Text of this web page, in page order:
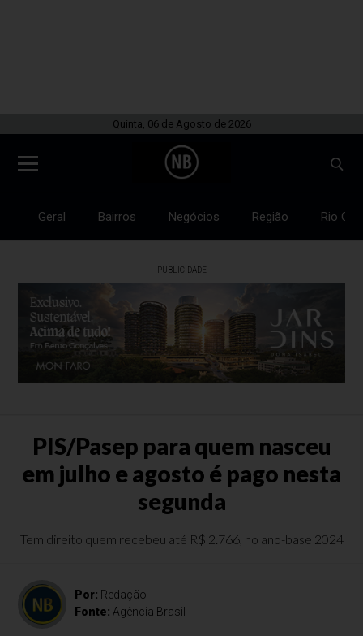
Quinta, 06 de Agosto de 2026
Geral Bairros Negócios Região Rio
PUBLICIDADE
PIS/Pasep para quem nasceu
em julho e agosto é pago nesta
segunda
Tem direito quem recebeu até R$ 2.766, no ano-base 2024
Por: Redação
Fonte: Agência Brasil